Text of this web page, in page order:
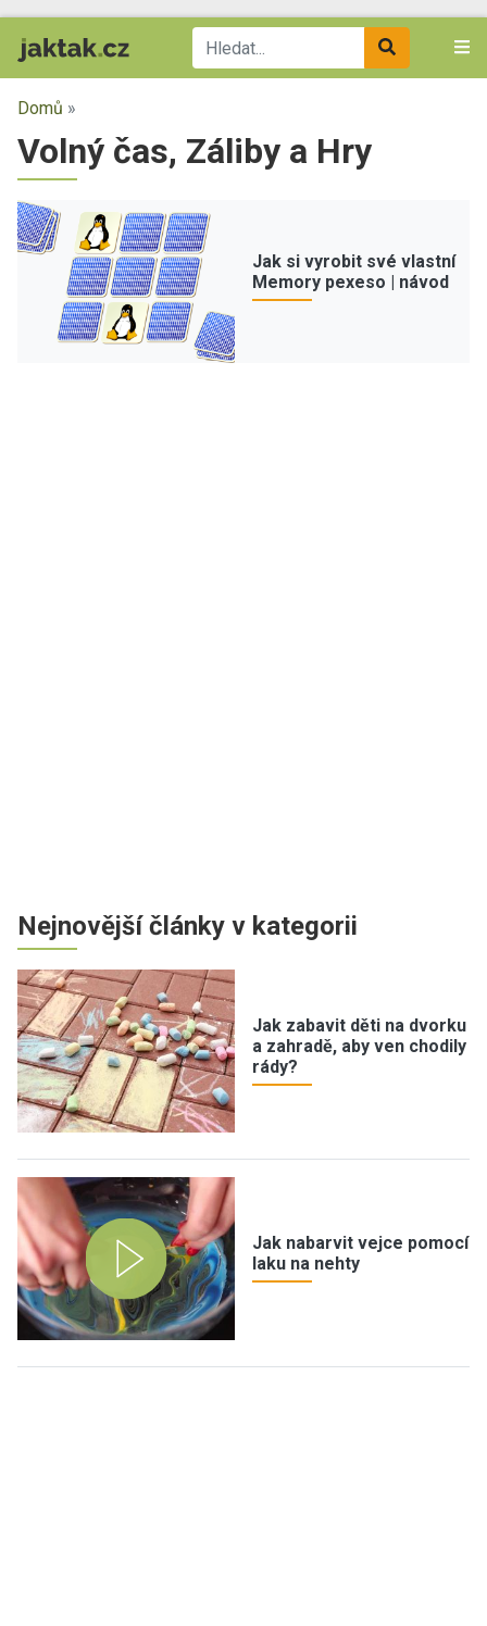
Domů »
Volný čas, Záliby a Hry
Jak si vyrobit své vlastní
Memory pexeso | návod
Nejnovější články v kategorii
Jak zabavit děti na dvorku
a zahradě, aby ven chodily
rády?
Jak nabarvit vejce pomocí
laku na nehty